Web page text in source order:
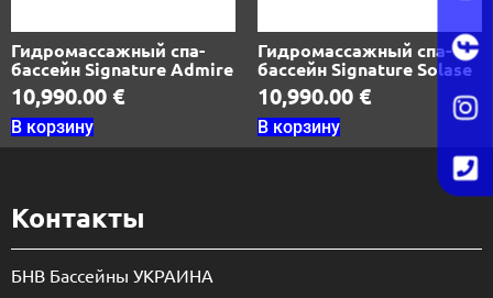
Гидромассажный спа-
бассейн Signature Admire
10,990.00 €
В корзину
Гидромассажный спа-
бассейн Signature Solase
10,990.00 €
В корзину
Контакты
БНВ Бассейны УКРАИНА